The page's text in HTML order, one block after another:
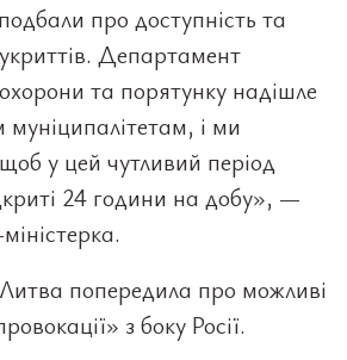
про доступність та
укриттів. Департамент
та порятунку надішле
муніципалітетам, і ми
у цей чутливий період
24 години на добу», —
попередила про можливі
з боку Росії.